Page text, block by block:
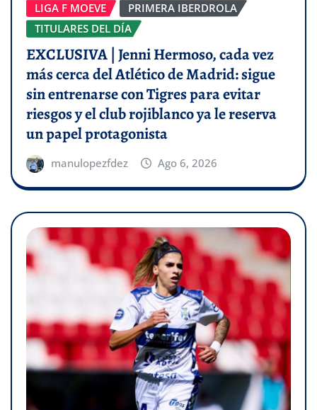
LIGA F MOEVE
PRIMERA IBERDROLA
TITULARES DEL DÍA
EXCLUSIVA | Jenni Hermoso, cada vez
más cerca del Atlético de Madrid: sigue
sin entrenarse con Tigres para evitar
riesgos y el club rojiblanco ya le reserva
un papel protagonista
manulopezfdez Ago 6, 2026